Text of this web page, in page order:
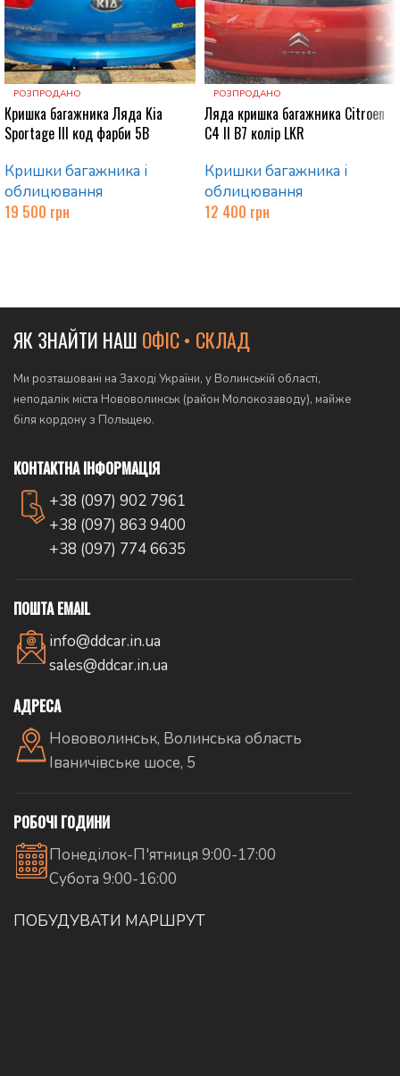
РОЗПРОДАНО
Кришка багажника Ляда Kia
Sportage ІІІ код фарби 5B
Кришки багажника і
облицювання
19 500 грн
РОЗПРОДАНО
Ляда кришка багажника Citroen
C4 II B7 колір LKR
Кришки багажника і
облицювання
12 400 грн
ЯК ЗНАЙТИ НАШ ОФІС • СКЛАД
Ми розташовані на Заході України, у Волинській області,
неподалік міста Нововолинськ (район Молокозаводу), майже
біля кордону з Польщею.
КОНТАКТНА ІНФОРМАЦІЯ
+38 (097) 902 7961
+38 (097) 863 9400
+38 (097) 774 6635
ПОШТА EMAIL
info@ddcar.in.ua
sales@ddcar.in.ua
АДРЕСА
Нововолинськ, Волинська область
Іваничівське шосе, 5
РОБОЧІ ГОДИНИ
Понеділок-П'ятниця 9:00-17:00
Субота 9:00-16:00
ПОБУДУВАТИ МАРШРУТ